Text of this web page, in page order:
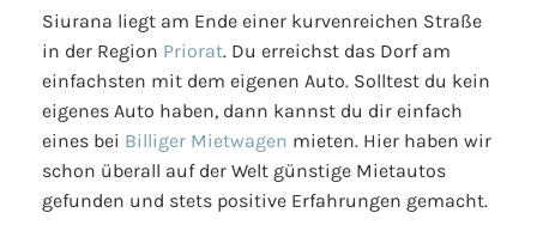
Siurana liegt am Ende einer kurvenreichen Straße
in der Region Priorat. Du erreichst das Dorf am
einfachsten mit dem eigenen Auto. Solltest du kein
eigenes Auto haben, dann kannst du dir einfach
eines bei Billiger Mietwagen mieten. Hier haben wir
schon überall auf der Welt günstige Mietautos
gefunden und stets positive Erfahrungen gemacht.